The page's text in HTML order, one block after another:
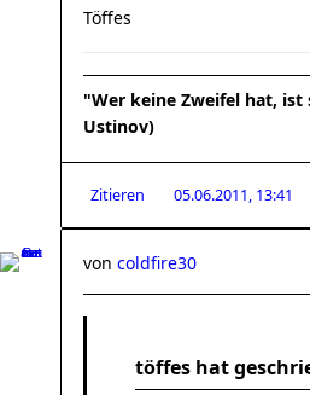
Töffes
"Wer keine Zweifel hat,
Ustinov)
Zitieren 05.06.2011, 13:41
von coldfire30
töffes hat